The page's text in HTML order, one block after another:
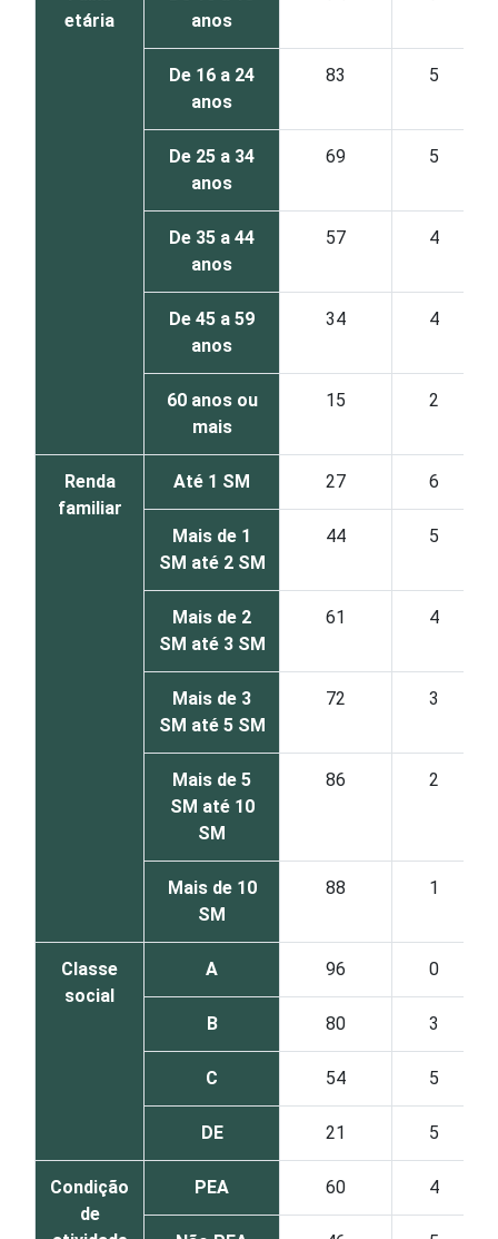
etária
anos
De 16 a 24
anos
83 5
De 25 a 34
anos
69 5
De 35 a 44
anos
57 4
De 45 a 59
anos
34 4
60 anos ou
mais
15 2
Renda
familiar
Até 1 SM 27 6
Mais de 1
SM até 2 SM
44 5
Mais de 2
SM até 3 SM
61 4
Mais de 3
SM até 5 SM
72 3
Mais de 5
SM até 10
SM
86 2
Mais de 10
SM
88 1
Classe
social
A 96 0
B 80 3
C 54 5
DE 21 5
Condição
de
PEA 60 4